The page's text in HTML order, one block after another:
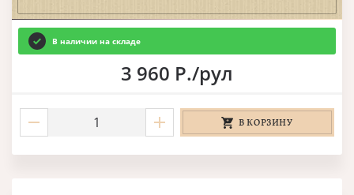
В наличии на складе
3 960 Р./рул
В КОРЗИНУ